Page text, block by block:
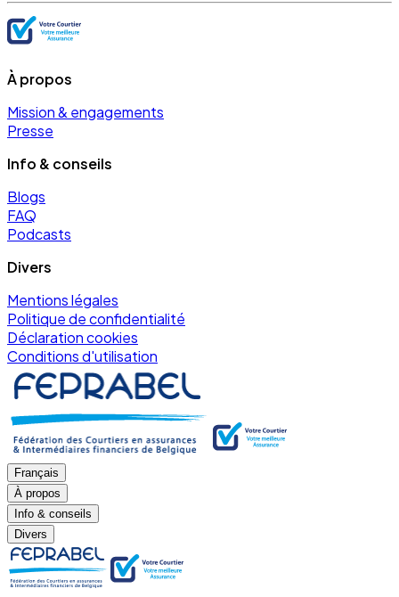
À propos
Mission & engagements
Presse
Info & conseils
Blogs
FAQ
Podcasts
Divers
Mentions légales
Politique de confidentialité
Déclaration cookies
Conditions d'utilisation
Français
À propos
Info & conseils
Divers